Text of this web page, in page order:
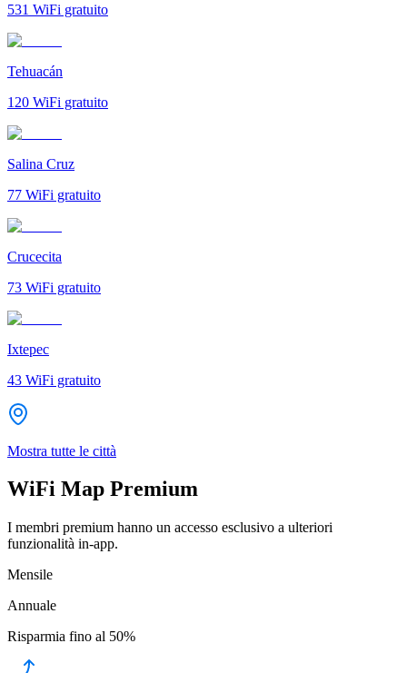
531 WiFi gratuito
Tehuacán
120 WiFi gratuito
Salina Cruz
77 WiFi gratuito
Crucecita
73 WiFi gratuito
Ixtepec
43 WiFi gratuito
Mostra tutte le città
WiFi Map Premium
I membri premium hanno un accesso esclusivo a ulteriori
funzionalità in-app.
Mensile
Annuale
Risparmia fino al 50%